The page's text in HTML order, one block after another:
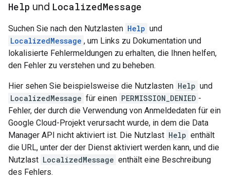
Help und LocalizedMessage
Suchen Sie nach den Nutzlasten Help und
LocalizedMessage , um Links zu Dokumentation und
lokalisierte Fehlermeldungen zu erhalten, die Ihnen helfen,
den Fehler zu verstehen und zu beheben.
Hier sehen Sie beispielsweise die Nutzlasten Help und
LocalizedMessage für einen PERMISSION_DENIED -
Fehler, der durch die Verwendung von Anmeldedaten für ein
Google Cloud-Projekt verursacht wurde, in dem die Data
Manager API nicht aktiviert ist. Die Nutzlast Help enthält
die URL, unter der der Dienst aktiviert werden kann, und die
Nutzlast LocalizedMessage enthält eine Beschreibung
des Fehlers.